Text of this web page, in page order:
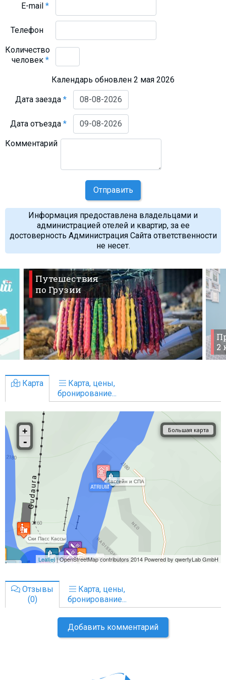
E-mail*
Телефон
Количество
человек*
Календарь обновлен 2 мая 2026
Дата заезда*
Дата отъезда*
Комментарий
Отправить
Информация предоставлена владельцами и
администрацией отелей и квартир, за ее
достоверность Администрация Сайта ответственности
не несет.
Путешествия
по Грузии
2
Карта
Карта, цены,
бронирование...
Отзывы
(0)
Карта, цены,
бронирование...
Добавить комментарий